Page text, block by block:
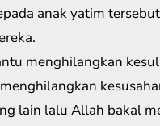
anak yatim
menghilangkan
lain lalu Allah bakal